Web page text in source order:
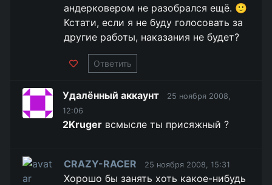
андерковером не разобрался ещё. 🙂
Кстати, если я не буду голосовать за
другие работы, наказания не будет?
Ответить
Удалённый аккаунт
25 ноября 2008,
12:06
2Kruger всмысле ты присяжный ?
CRAZY-RACER 25 ноября 2008, 15:31
Хорошо бы занять хоть какое-нибудь